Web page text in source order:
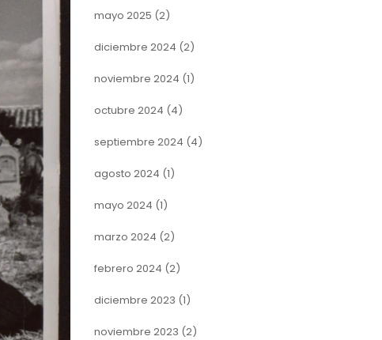
mayo 2025 (2)
diciembre 2024 (2)
noviembre 2024 (1)
octubre 2024 (4)
septiembre 2024 (4)
agosto 2024 (1)
mayo 2024 (1)
marzo 2024 (2)
febrero 2024 (2)
diciembre 2023 (1)
noviembre 2023 (2)